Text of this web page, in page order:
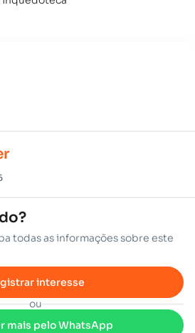
todas as informações sobre este
interesse
ou
mais pelo WhatsApp